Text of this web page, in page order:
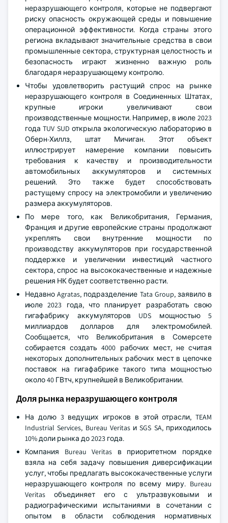
неразрушающего контроля, которые не подвергают
риску опасность окружающей среды и повышение
операционной эффективности. Когда страны этого
региона вкладывают значительные средства в свои
промышленные сектора, структурная целостность и
безопасность играют жизненно важную роль
благодаря неразрушающему контролю.
Чтобы удовлетворить растущий спрос на рынке
неразрушающего контроля в Соединенных Штатах,
крупные игроки увеличивают свои
производственные мощности. Например, в июле 2023
года TUV SUD открыла экологическую лабораторию в
Оберн-Хиллз, штат Мичиган. Этот объект
иллюстрирует намерение компании повысить
требования к качеству и производительности
автомобильных аккумуляторов и системных
решений. Это также будет способствовать
растущему спросу на электромобили и увеличению
размера аккумуляторов.
По мере того, как Великобритания, Германия,
Франция и другие европейские страны продолжают
укреплять свои внутренние мощности по
производству аккумуляторов при государственной
поддержке и увеличении инвестиций частного
сектора, спрос на высококачественные и надежные
решения НК будет соответственно расти.
Недавно Agratas, подразделение Tata Group, заявило в
июле 2023 года, что планирует разработать свою
гигафабрику аккумуляторов UDS мощностью 5
миллиардов долларов для электромобилей.
Сообщается, что Великобритания в Сомерсете
собирается создать 4000 рабочих мест, не считая
некоторых дополнительных рабочих мест в цепочке
поставок на гигафабрике такого типа мощностью
около 40 ГВтч, крупнейшей в Великобритании.
Доля рынка неразрушающего контроля
На долю 3 ведущих игроков в этой отрасли, TEAM
Industrial Services, Bureau Veritas и SGS SA, приходилось
10% доли рынка до 2023 года.
Компания Bureau Veritas в приоритетном порядке
взяла на себя задачу повышения диверсификации
услуг, чтобы предлагать высококачественные услуги
неразрушающего контроля по всему миру. Bureau
Veritas объединяет его с ультразвуковыми и
радиографическими испытаниями в сочетании с
опытом в области соблюдения нормативных